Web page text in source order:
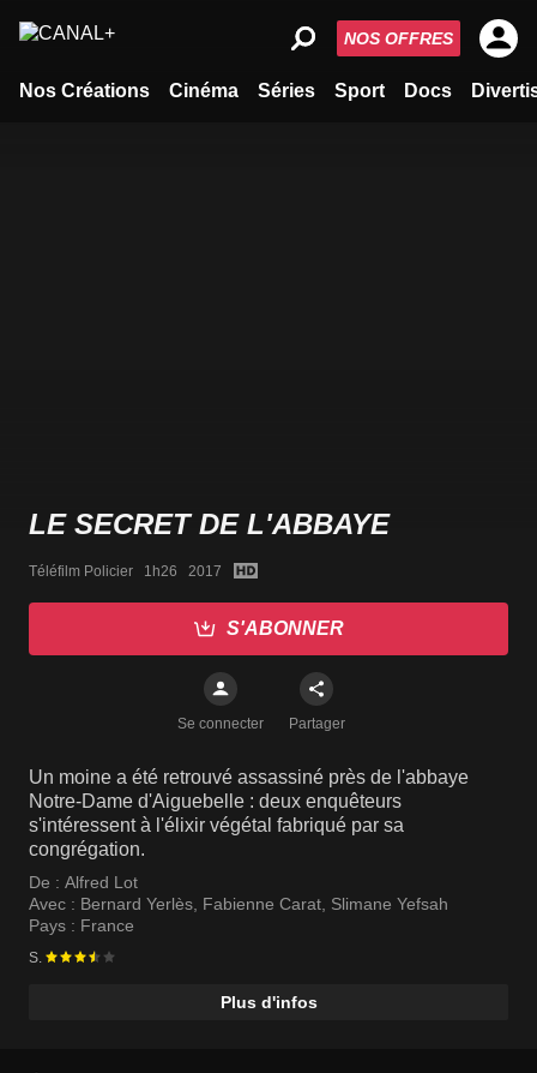
Nos Créations Cinéma Séries Sport Docs
NOS OFFRES
LE SECRET DE L'ABBAYE
Téléfilm Policier   1h26   2017
S'ABONNER
Se connecter Partager
Un moine a été retrouvé assassiné près de l'abbaye
Notre-Dame d'Aiguebelle : deux enquêteurs
s'intéressent à l'élixir végétal fabriqué par sa
congrégation.
De : Alfred Lot
Avec : Bernard Yerlès Fabienne Carat Slimane Yefsah
Pays : France
S.
Plus d'infos